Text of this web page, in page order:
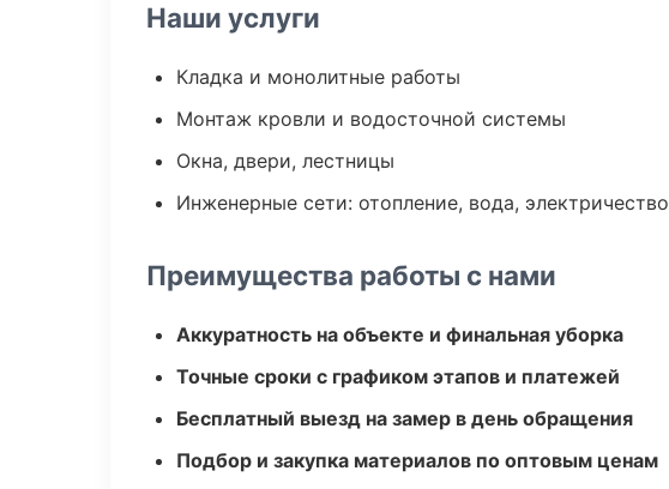
Наши услуги
Кладка и монолитные работы
Монтаж кровли и водосточной системы
Окна, двери, лестницы
Инженерные сети: отопление, вода, электричество
Преимущества работы с нами
Аккуратность на объекте и финальная уборка
Точные сроки с графиком этапов и платежей
Бесплатный выезд на замер в день обращения
Подбор и закупка материалов по оптовым ценам